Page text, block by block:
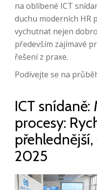
na oblíbené ICT
duchu moderních HR
vychutnat nejen
především zajímavé
řešení z praxe.
Podívejte se na
ICT
procesy:
přehlednější,
2025